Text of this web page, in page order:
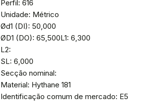
Perfil: 616
Unidade: Métrico
Ød1 (DI): 50,000
ØD1 (DO): 65,500L1: 6,300
L2:
SL: 6,000
Secção nominal:
Material: Hythane 181
Identificação comum de mercado: E5